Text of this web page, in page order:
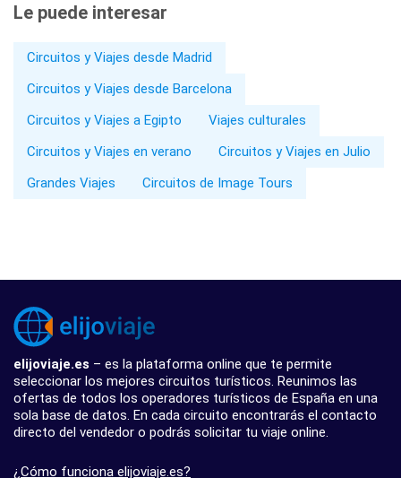
Le puede interesar
Circuitos y Viajes desde Madrid
Circuitos y Viajes desde Barcelona
Circuitos y Viajes a Egipto
Viajes culturales
Circuitos y Viajes en verano
Circuitos y Viajes en Julio
Grandes Viajes
Circuitos de Image Tours
elijoviaje.es – es la plataforma online que te permite
seleccionar los mejores circuitos turísticos. Reunimos las
ofertas de todos los operadores turísticos de España en una
sola base de datos. En cada circuito encontrarás el contacto
directo del vendedor o podrás solicitar tu viaje online.
¿Cómo funciona elijoviaje.es?